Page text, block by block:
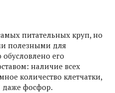
питательных круп, но
полезными для
его
наличие всех
количество клетчатки,
даже фосфор.